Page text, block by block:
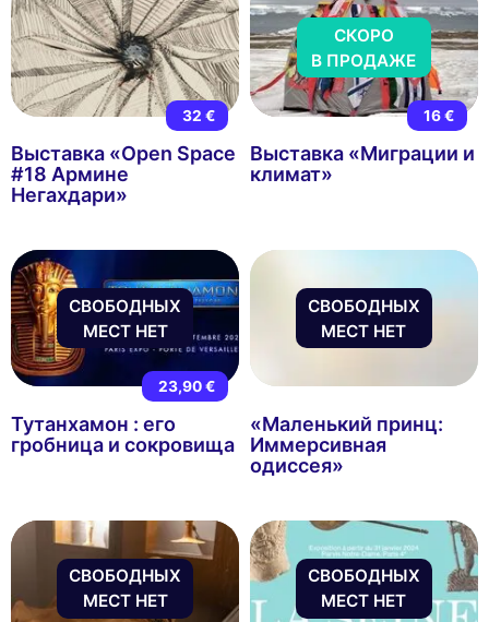
32 €
Выставка «Open Space
#18 Армине
Негахдари»
СКОРО
В ПРОДАЖЕ
16 €
Выставка «Миграции и
климат»
СВОБОДНЫХ
МЕСТ НЕТ
23,90 €
Тутанхамон : его
гробница и сокровища
СВОБОДНЫХ
МЕСТ НЕТ
«Маленький принц:
Иммерсивная
одиссея»
СВОБОДНЫХ
МЕСТ НЕТ
СВОБОДНЫХ
МЕСТ НЕТ